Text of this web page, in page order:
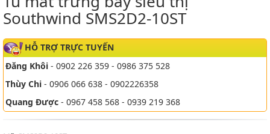
Southwind SMS2D2-10ST
HỖ TRỢ TRỰC TUYẾN
Đăng Khôi - 0902 226 359 - 0986 375 528
Thùy Chi - 0906 066 638 - 0902226358
Quang Được - 0967 458 568 - 0939 219 368